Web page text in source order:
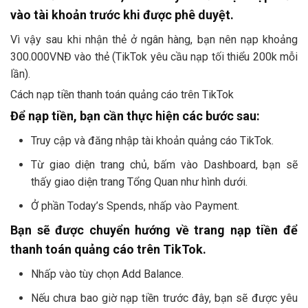
vào tài khoản trước khi được phê duyệt.
Vì vậy sau khi nhận thẻ ở ngân hàng, bạn nên nạp khoảng
300.000VNĐ vào thẻ (TikTok yêu cầu nạp tối thiểu 200k mỗi
lần).
Cách nạp tiền thanh toán quảng cáo trên TikTok
Để nạp tiền, bạn cần thực hiện các bước sau:
Truy cập và đăng nhập tài khoản quảng cáo TikTok.
Từ giao diện trang chủ, bấm vào Dashboard, bạn sẽ
thấy giao diện trang Tổng Quan như hình dưới.
Ở phần Today’s Spends, nhấp vào Payment.
Bạn sẽ được chuyển hướng về trang nạp tiền để
thanh toán quảng cáo trên TikTok.
Nhấp vào tùy chọn Add Balance.
Nếu chưa bao giờ nạp tiền trước đây, bạn sẽ được yêu